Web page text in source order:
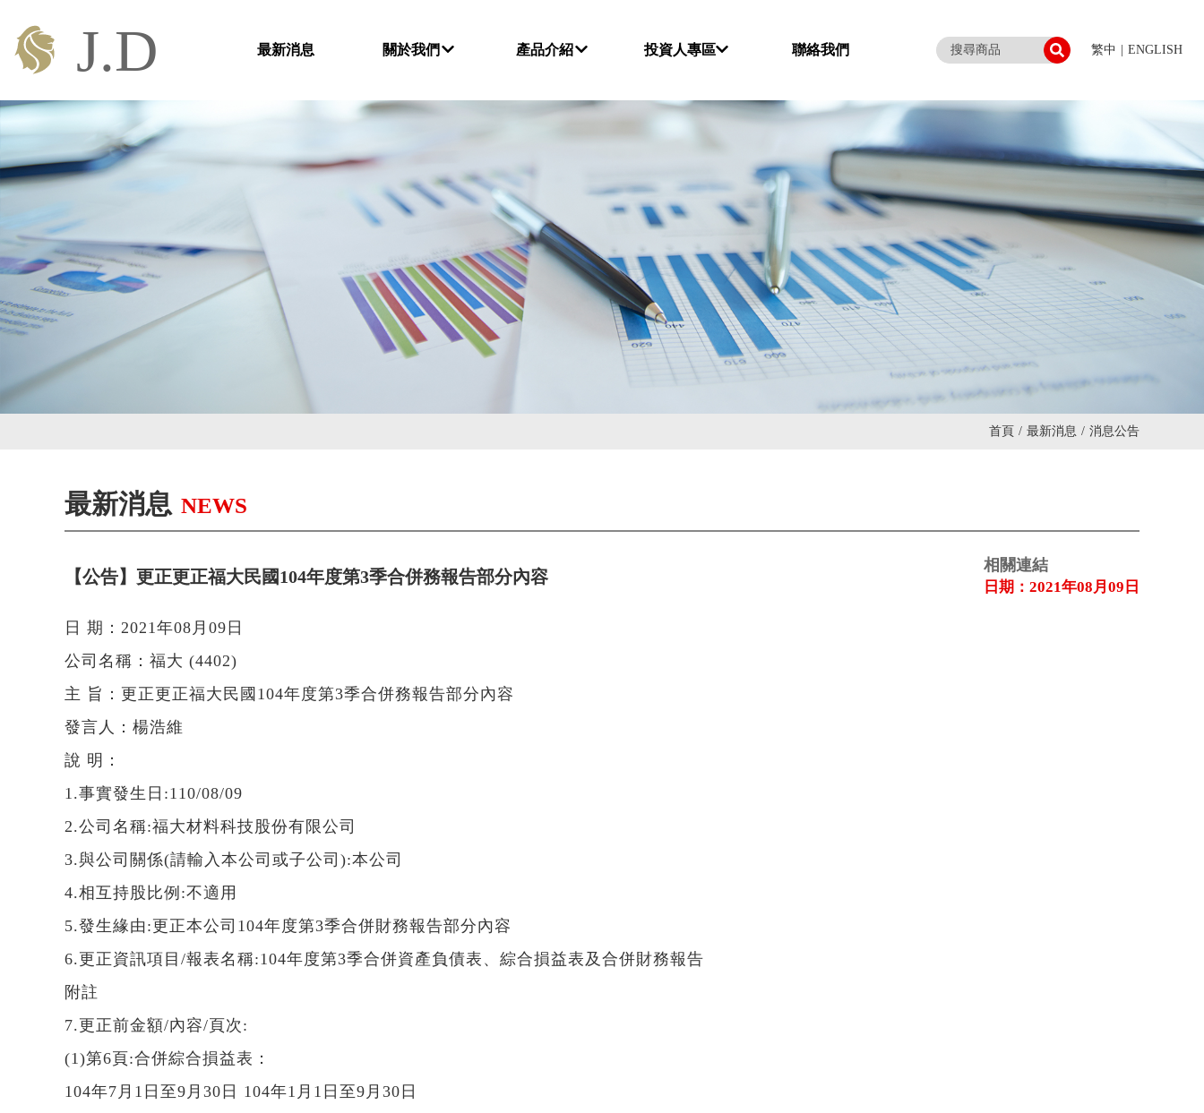
最新消息 關於我們 產品介紹 投資人專區 聯絡我們 繁中 ENGLISH
首頁 / 最新消息 / 消息公告
最新消息 NEWS
【公告】更正更正福大民國104年度第3季合併務報告部分內容
相關連結
日期：2021年08月09日
日 期：2021年08月09日
公司名稱：福大 (4402)
主 旨：更正更正福大民國104年度第3季合併務報告部分內容
發言人：楊浩維
說 明：
1.事實發生日:110/08/09
2.公司名稱:福大材料科技股份有限公司
3.與公司關係(請輸入本公司或子公司):本公司
4.相互持股比例:不適用
5.發生緣由:更正本公司104年度第3季合併財務報告部分內容
6.更正資訊項目/報表名稱:104年度第3季合併資產負債表、綜合損益表及合併財務報告
附註
7.更正前金額/內容/頁次:
(1)第6頁:合併綜合損益表：
104年7月1日至9月30日 104年1月1日至9月30日